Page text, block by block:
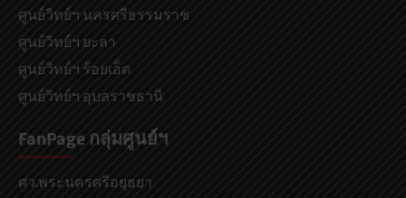
ศูนย์วิทย์ฯ นครศรีธรรมราช
ศูนย์วิทย์ฯ ยะลา
ศูนย์วิทย์ฯ ร้อยเอ็ด
ศูนย์วิทย์ฯ อุบลราชธานี
FanPage กลุ่มศูนย์ฯ
ศว.พระนครศรีอยุธยา